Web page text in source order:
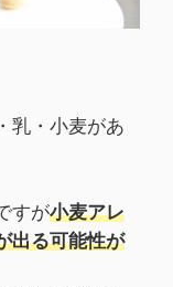
乳・小麦があ
すが小麦アレ
出る可能性が